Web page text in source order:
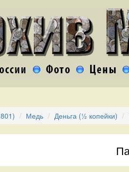
Медь Деньга (½ копейки)